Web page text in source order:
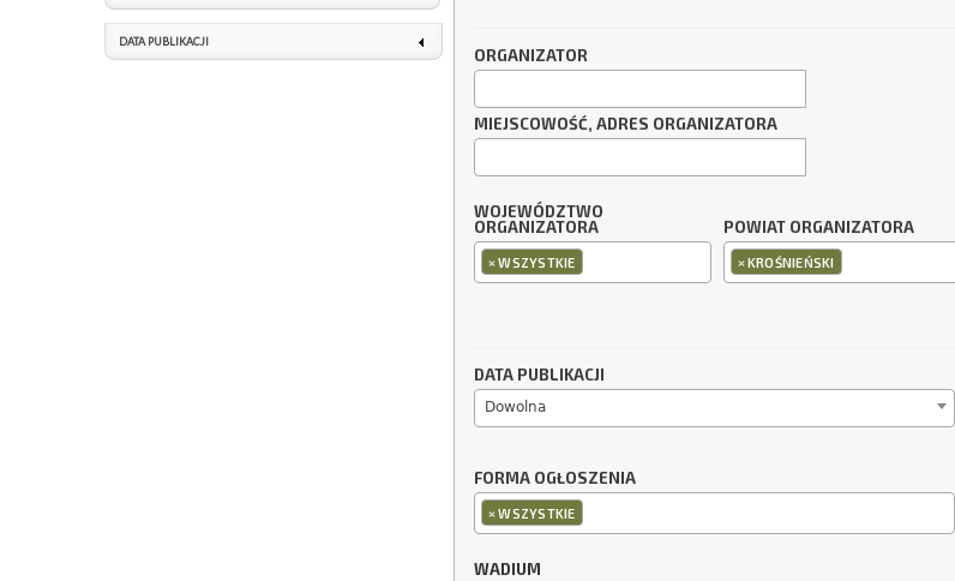
ORGANIZATOR
MIEJSCOWOŚĆ, ADRES ORGANIZATORA
WOJEWÓDZTWO
ORGANIZATORA
×WSZYSTKIE
POWIAT ORGANIZATORA
×KROŚNIEŃSKI
DATA PUBLIKACJI
Dowolna
FORMA OGŁOSZENIA
×WSZYSTKIE
WADIUM
DATA PUBLIKACJI